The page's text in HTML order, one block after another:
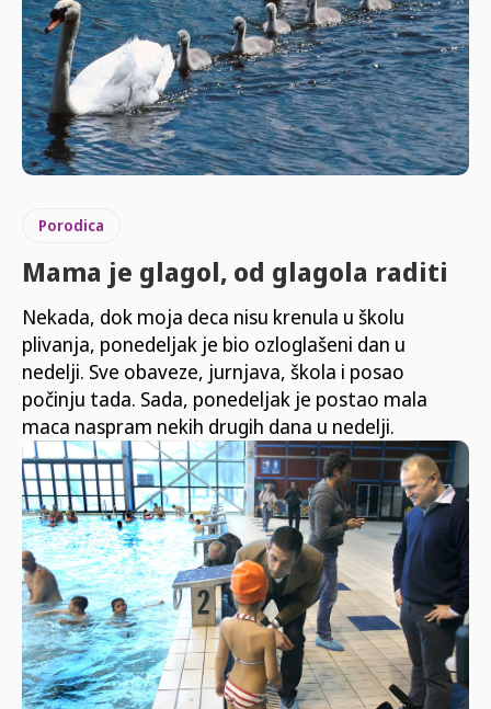
Porodica
Mama je glagol, od glagola raditi
Nekada, dok moja deca nisu krenula u školu
plivanja, ponedeljak je bio ozloglašeni dan u
nedelji. Sve obaveze, jurnjava, škola i posao
počinju tada. Sada, ponedeljak je postao mala
maca naspram nekih drugih dana u nedelji.